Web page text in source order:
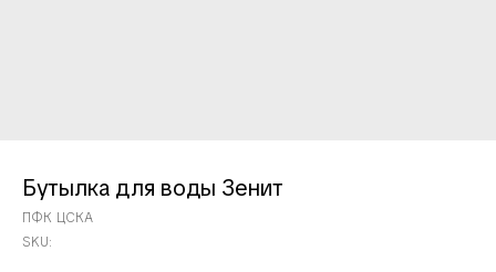
Бутылка для воды Зенит
ПФК ЦСКА
SKU: